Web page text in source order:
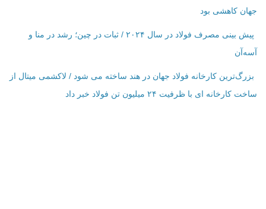
جهان کاهشی بود
پیش بینی مصرف فولاد در سال ۲۰۲۴ / ثبات در چین؛ رشد در منا و
آسه‌آن
بزرگ‌ترین کارخانه فولاد جهان در هند ساخته می شود / لاکشمی میتال از
ساخت کارخانه ای با ظرفیت ۲۴ میلیون تن فولاد خبر داد